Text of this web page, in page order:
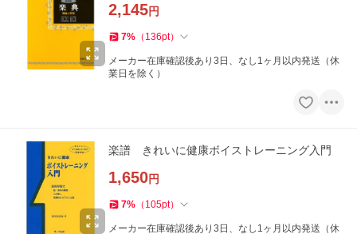
2,145円
7% （ 136pt）
メーカー在庫確認後あり3日、なし1ヶ月以内発送（休
業日を除く）
楽譜 きれいに健康ボイストレーニング入門
1,650円
7% （ 105pt）
メーカー在庫確認後あり3日、なし1ヶ月以内発送（休